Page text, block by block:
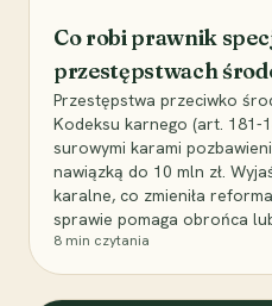
Co robi prawnik
przestępstwach
Przestępstwa przeciwko
Kodeksu karnego (art. 181-
surowymi karami
nawiązką do 10 mln zł.
karalne, co zmieniła
sprawie pomaga obrońca
8 min czytania